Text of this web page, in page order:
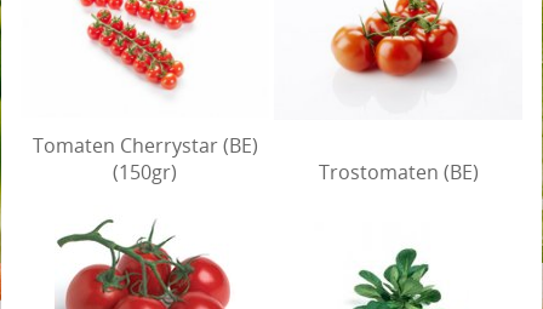
Tomaten Cherrystar (BE)
(150gr)
Trostomaten (BE)